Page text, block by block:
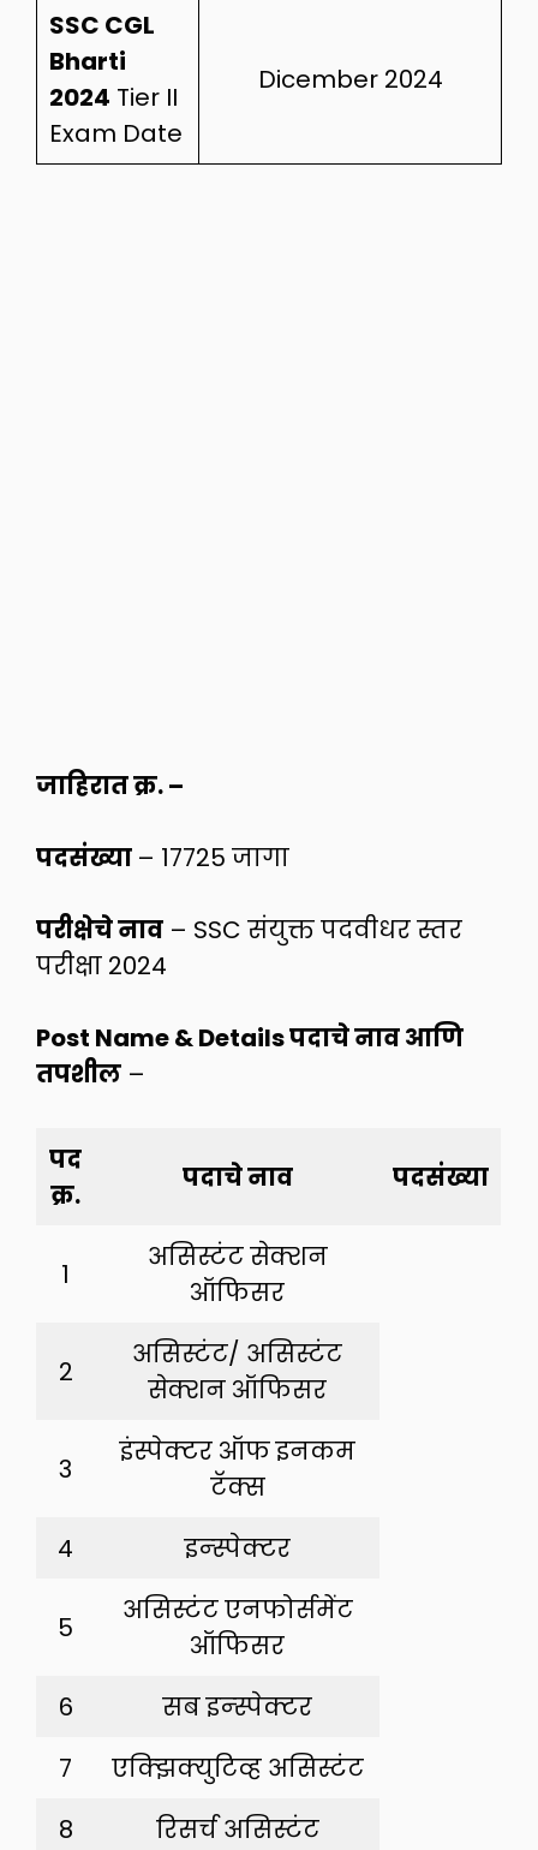
SSC CGL
Bharti
2024 Tier II
Exam Date
Dicember 2024
जाहिरात क्र. –
पदसंख्या – 17725 जागा
परीक्षेचे नाव – SSC संयुक्त पदवीधर स्तर
परीक्षा 2024
Post Name & Details पदाचे नाव आणि
तपशील –
पद
क्र.
पदाचे नाव पदसंख्या
1
असिस्टंट सेक्शन
ऑफिसर
2
असिस्टंट/ असिस्टंट
सेक्शन ऑफिसर
3
इंस्पेक्टर ऑफ इनकम
टॅक्स
4
इन्स्पेक्टर
5
असिस्टंट एनफोर्समेंट
ऑफिसर
6
सब इन्स्पेक्टर
7
एक्झिक्युटिव्ह असिस्टंट
8
रिसर्च असिस्टंट